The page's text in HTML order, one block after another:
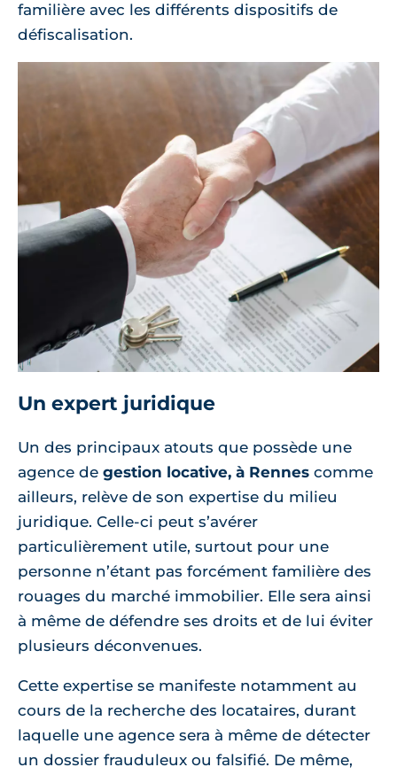
familière avec les différents dispositifs de
défiscalisation.
Un expert juridique
Un des principaux atouts que possède une
agence de gestion locative, à Rennes comme
ailleurs, relève de son expertise du milieu
juridique. Celle-ci peut s’avérer
particulièrement utile, surtout pour une
personne n’étant pas forcément familière des
rouages du marché immobilier. Elle sera ainsi
à même de défendre ses droits et de lui éviter
plusieurs déconvenues.
Cette expertise se manifeste notamment au
cours de la recherche des locataires, durant
laquelle une agence sera à même de détecter
un dossier frauduleux ou falsifié. De même,